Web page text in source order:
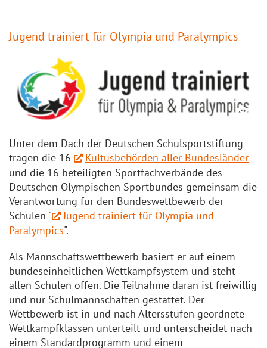
Jugend trainiert für Olympia und Paralympics
Unter dem Dach der Deutschen Schulsportstiftung
tragen die 16
Kultusbehörden aller Bundesländer
und die 16 beteiligten Sportfachverbände des
Deutschen Olympischen Sportbundes gemeinsam die
Verantwortung für den Bundeswettbewerb der
Schulen "
Jugend trainiert für Olympia und
Paralympics".
Als Mannschaftswettbewerb basiert er auf einem
bundeseinheitlichen Wettkampfsystem und steht
allen Schulen offen. Die Teilnahme daran ist freiwillig
und nur Schulmannschaften gestattet. Der
Wettbewerb ist in und nach Altersstufen geordnete
Wettkampfklassen unterteilt und unterscheidet nach
einem Standardprogramm und einem